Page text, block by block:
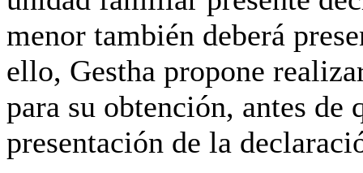
menor también deberá
ello, Gestha propone
para su obtención, antes
presentación de la